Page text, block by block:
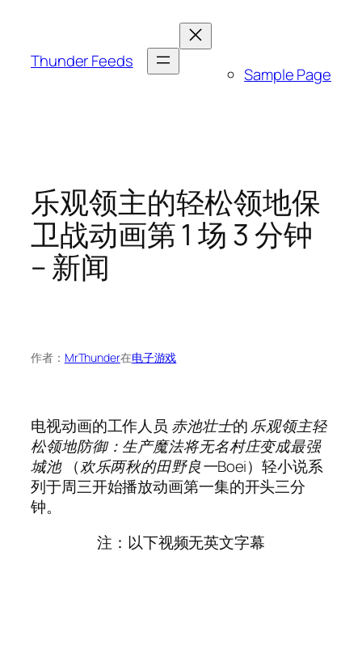
Thunder Feeds
Sample Page
乐观领主的轻松领地保
卫战动画第 1 场 3 分钟
– 新闻
作者： MrThunder在电子游戏
电视动画的工作人员 赤池壮士的乐观领主轻
松领地防御：生产魔法将无名村庄变成最强
城池（欢乐两秋的田野良一Boei）轻小说系
列于周三开始播放动画第一集的开头三分
钟。
注：以下视频无英文字幕